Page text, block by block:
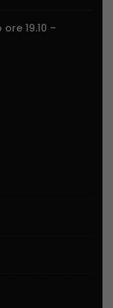
19.10 –